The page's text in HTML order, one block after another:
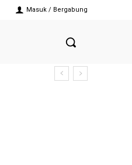
Masuk / Bergabung